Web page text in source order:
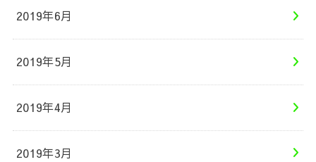
2019年6月
2019年5月
2019年4月
2019年3月